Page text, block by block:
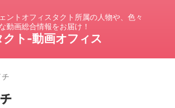
ントオフィスタクト所属の人物や、色々
な動画総合情報をお届け！
クト-動画オフィス